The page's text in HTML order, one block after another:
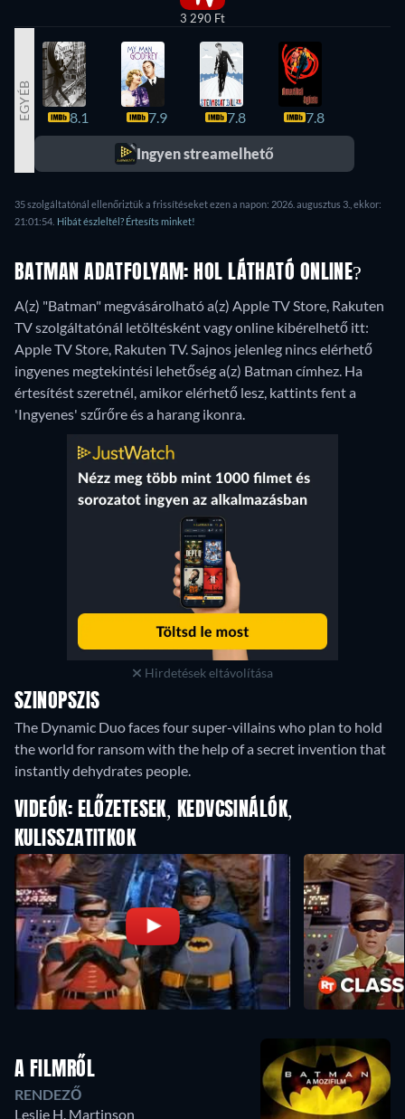
3 290 Ft
EGYÉB 8.1 7.9 7.8 7.8
Ingyen streamelhető
35 szolgáltatónál ellenőriztük a frissítéseket ezen a napon: 2026. augusztus 3., ekkor:
21:01:54. Hibát észleltél? Értesíts minket!
BATMAN ADATFOLYAM: HOL LÁTHATÓ ONLINE?
A(z) "Batman" megvásárolható a(z) Apple TV Store, Rakuten
TV szolgáltatónál letöltésként vagy online kibérelhető itt:
Apple TV Store, Rakuten TV.Sajnos jelenleg nincs elérhető
ingyenes megtekintési lehetőség a(z) Batman címhez. Ha
értesítést szeretnél, amikor elérhető lesz, kattints fent a
'Ingyenes' szűrőre és a harang ikonra.
Hirdetések eltávolítása
SZINOPSZIS
The Dynamic Duo faces four super-villains who plan to hold
the world for ransom with the help of a secret invention that
instantly dehydrates people.
VIDEÓK: ELŐZETESEK, KEDVCSINÁLÓK,
KULISSZATITKOK
A FILMRŐL
RENDEZŐ
Leslie H. Martinson